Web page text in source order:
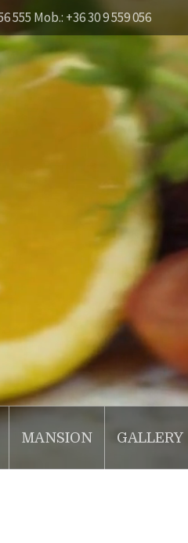
555 Mob.: +36 30 9 559 056
MANSION GALLERY